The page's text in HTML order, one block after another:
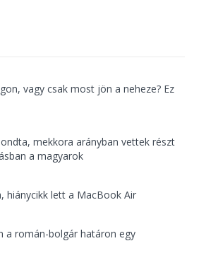
vagy csak most jön a neheze? Ez
mekkora arányban vettek részt
a magyarok
hiánycikk lett a MacBook Air
a román-bolgár határon egy